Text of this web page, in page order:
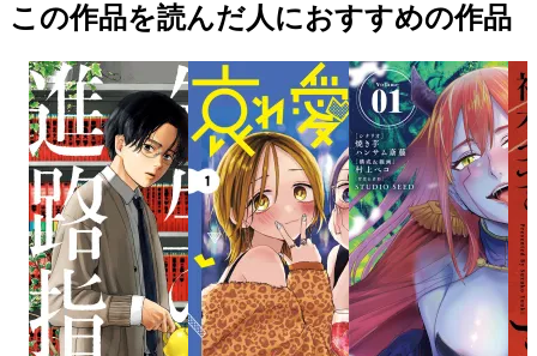
この作品を読んだ人におすすめの作品